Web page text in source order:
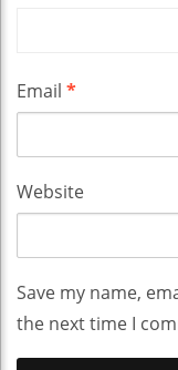
Email *
Website
Save my name,
the next time I